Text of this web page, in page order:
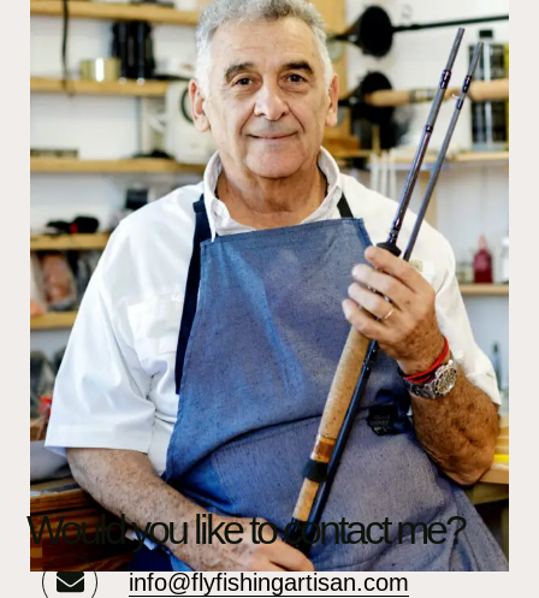
Would you like to contact me?
info@flyfishingartisan.com